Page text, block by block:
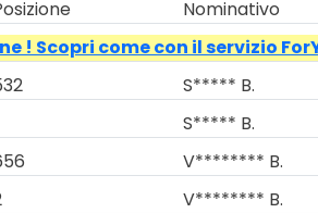
Nominativo
! Scopri come con il servizio
S***** B.
S***** B.
V******** B.
V******** B.